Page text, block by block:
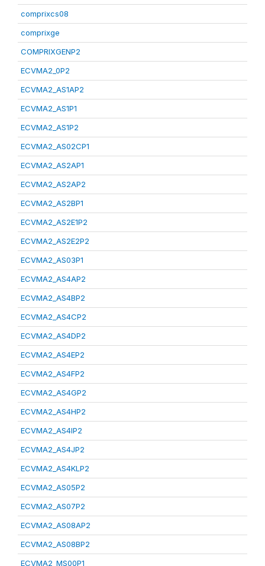
comprixcs08
comprixge
COMPRIXGENP2
ECVMA2_0P2
ECVMA2_AS1AP2
ECVMA2_AS1P1
ECVMA2_AS1P2
ECVMA2_AS02CP1
ECVMA2_AS2AP1
ECVMA2_AS2AP2
ECVMA2_AS2BP1
ECVMA2_AS2E1P2
ECVMA2_AS2E2P2
ECVMA2_AS03P1
ECVMA2_AS4AP2
ECVMA2_AS4BP2
ECVMA2_AS4CP2
ECVMA2_AS4DP2
ECVMA2_AS4EP2
ECVMA2_AS4FP2
ECVMA2_AS4GP2
ECVMA2_AS4HP2
ECVMA2_AS4IP2
ECVMA2_AS4JP2
ECVMA2_AS4KLP2
ECVMA2_AS05P2
ECVMA2_AS07P2
ECVMA2_AS08AP2
ECVMA2_AS08BP2
ECVMA2_MS00P1